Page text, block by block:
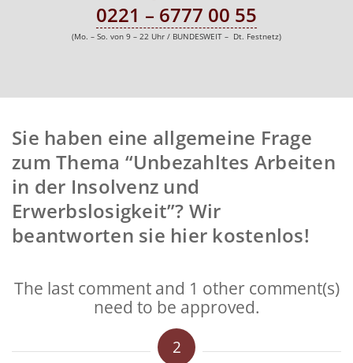
0221 – 6777 00 55
(Mo. – So. von 9 – 22 Uhr / BUNDESWEIT – Dt. Festnetz)
Sie haben eine allgemeine Frage
zum Thema “Unbezahltes Arbeiten
in der Insolvenz und
Erwerbslosigkeit”? Wir
beantworten sie hier kostenlos!
The last comment and 1 other comment(s)
need to be approved.
2